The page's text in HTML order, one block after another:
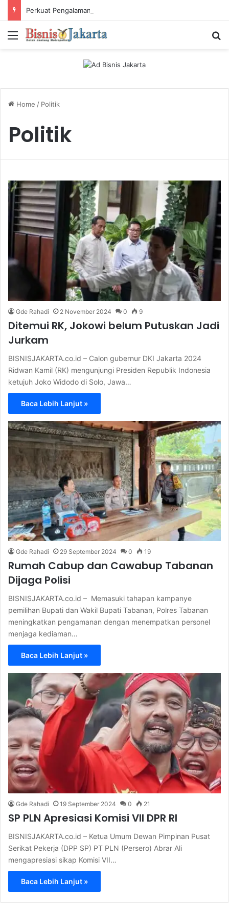
Menu
Home / Politik
Politik
Gde Rahadi 2 November 2024 0 9
Ditemui RK, Jokowi belum Putuskan Jadi
Jurkam
BISNISJAKARTA.co.id – Calon gubernur DKI Jakarta 2024
Ridwan Kamil (RK) mengunjungi Presiden Republik Indonesia
ketujuh Joko Widodo di Solo, Jawa…
Baca Lebih Lanjut »
Gde Rahadi 29 September 2024 0 19
Rumah Cabup dan Cawabup Tabanan
Dijaga Polisi
BISNISJAKARTA.co.id – Memasuki tahapan kampanye
pemilihan Bupati dan Wakil Bupati Tabanan, Polres Tabanan
meningkatkan pengamanan dengan menempatkan personel
menjaga kediaman…
Baca Lebih Lanjut »
Gde Rahadi 19 September 2024 0 21
SP PLN Apresiasi Komisi VII DPR RI
BISNISJAKARTA.co.id – Ketua Umum Dewan Pimpinan Pusat
Serikat Pekerja (DPP SP) PT PLN (Persero) Abrar Ali
mengapresiasi sikap Komisi VII…
Baca Lebih Lanjut »